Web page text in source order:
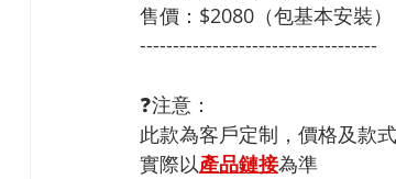
售價：$2080（包基本安裝）
------------------------------------
❓注意：
此款為客戶定制，價格及款
實際以產品鏈接為準